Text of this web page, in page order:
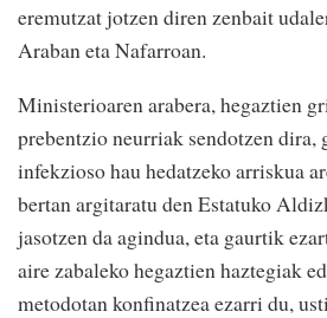
eremutzat jotzen diren zenbait
Araban eta Nafarroan.
Ministerioaren arabera, hegaztien
prebentzio neurriak sendotzen dira,
infekzioso hau hedatzeko arriskua
bertan argitaratu den Estatuko
jasotzen da agindua, eta gaurtik
aire zabaleko hegaztien haztegiak
metodotan konfinatzea ezarri du,